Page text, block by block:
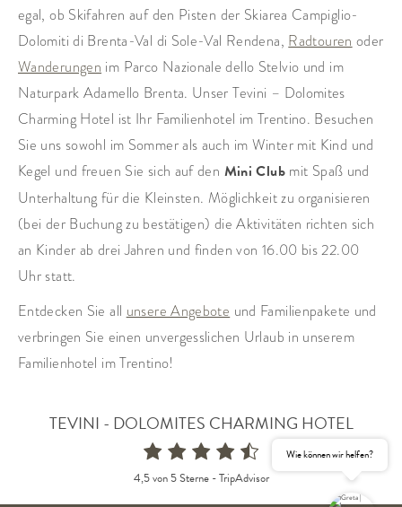
egal, ob Skifahren auf den Pisten der Skiarea Campiglio-
Dolomiti di Brenta-Val di Sole-Val Rendena, Radtouren oder
Wanderungen im Parco Nazionale dello Stelvio und im
Naturpark Adamello Brenta. Unser Tevini – Dolomites
Charming Hotel ist Ihr Familienhotel im Trentino. Besuchen
Sie uns sowohl im Sommer als auch im Winter mit Kind und
Kegel und freuen Sie sich auf den Mini Clubmit Spaß und
Unterhaltung für die Kleinsten. Möglichkeit zu organisieren
(bei der Buchung zu bestätigen) die Aktivitäten richten sich
an Kinder ab drei Jahren und finden von 16.00 bis 22.00
Uhr statt.
Entdecken Sie all unsere Angebote und Familienpakete und
verbringen Sie einen unvergesslichen Urlaub in unserem
Familienhotel im Trentino!
TEVINI - DOLOMITES CHARMING HOTEL
4,5 von 5 Sterne -TripAdvisor
Wie können wir helfen?